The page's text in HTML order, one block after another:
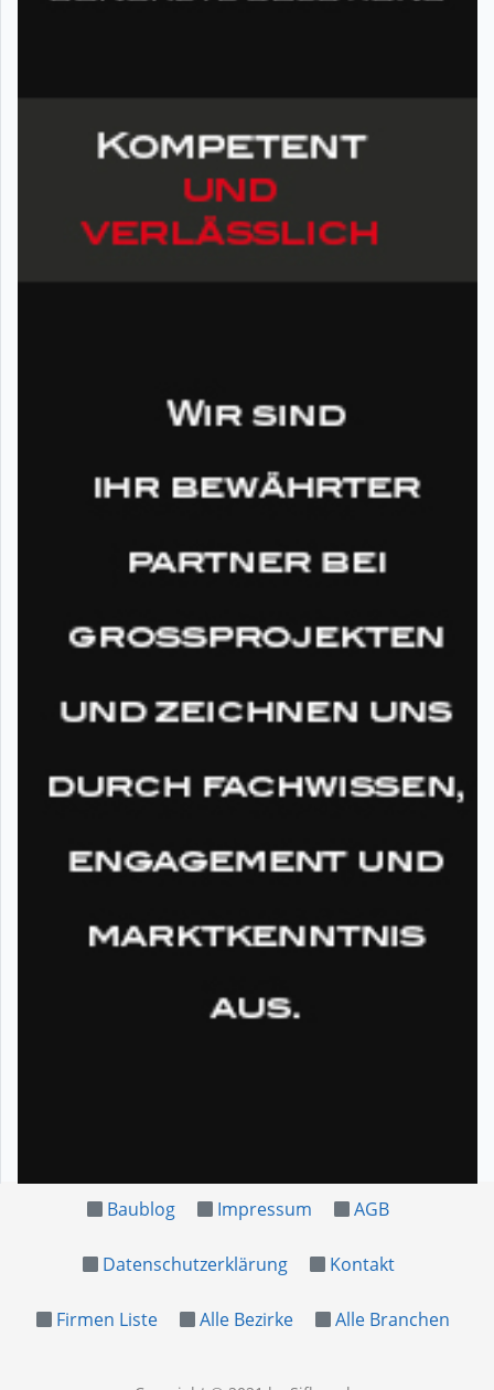
Baublog Impressum AGB
Datenschutzerklärung Kontakt
Firmen Liste Alle Bezirke Alle Branchen